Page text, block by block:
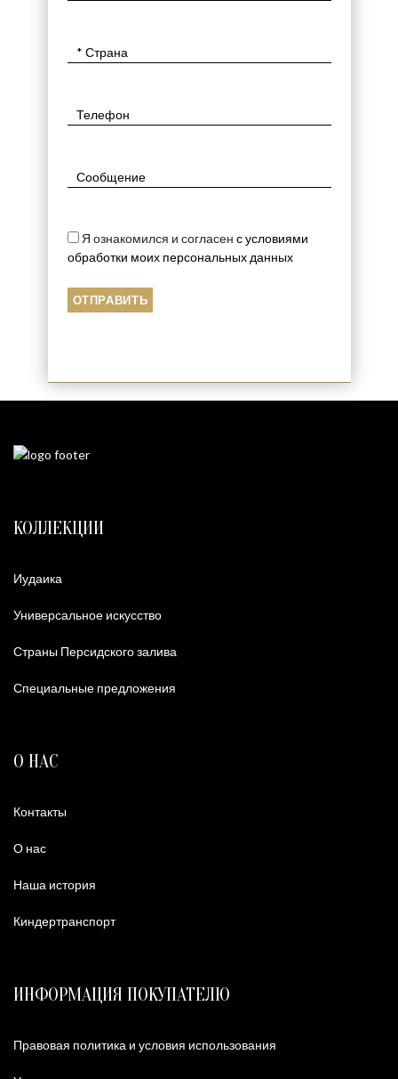
Я ознакомился и согласен с условиями
обработки моих персональных данных
КОЛЛЕКЦИИ
Иудаика
Универсальное искусство
Страны Персидского залива
Специальные предложения
О НАС
Контакты
О нас
Наша история
Киндертранспорт
ИНФОРМАЦИЯ ПОКУПАТЕЛЮ
Правовая политика и условия использования